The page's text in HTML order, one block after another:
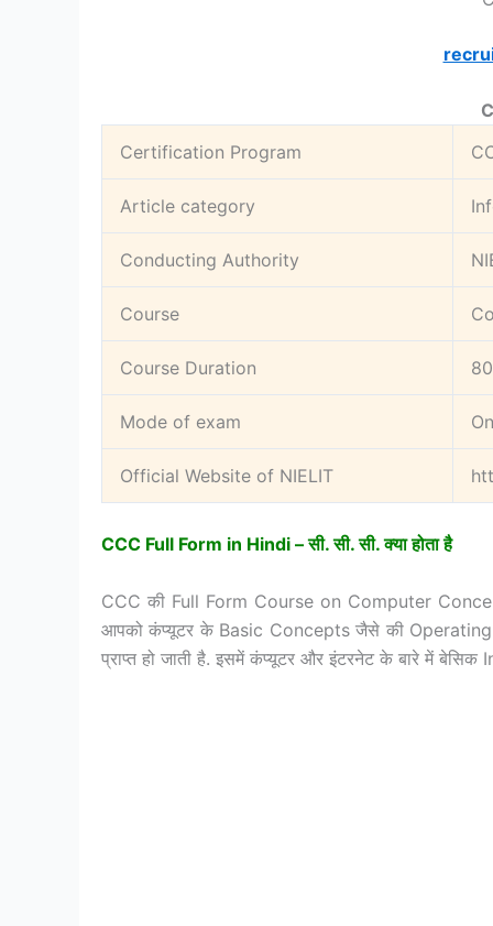
Certification Program
Article category
Conducting Authority
Course
Course Duration
Mode of exam
Official Website of NIELIT
CCC Full Form in Hindi –सी.सी.सी.क्याहोताहै
CCC की Full Form Course on Computer
आपको कंप्यूटर के Basic Concepts जैसे की
प्राप्त हो जाती है. इसमें कंप्यूटर और इंटरनेट के बारे में बेसिक